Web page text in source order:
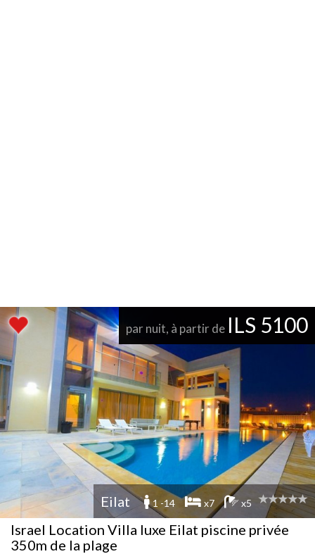
par nuit, à partir de ILS 5100
Eilat 1 -14 x7 x5
Israel Location Villa luxe Eilat piscine privée
350m de la plage